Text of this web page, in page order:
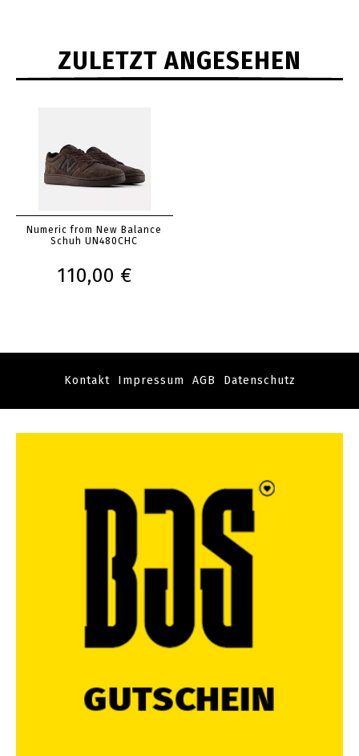
ZULETZT ANGESEHEN
Numeric from New Balance
Schuh UN480CHC
110,00 €
Kontakt Impressum AGB Datenschutz